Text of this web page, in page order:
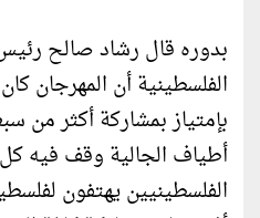
بدوره قال رشاد صالح
الفلسطينية أن المهرجان
بإمتياز بمشاركة أكثر
أطياف الجالية وقف فيه
الفلسطينيين يهتفون